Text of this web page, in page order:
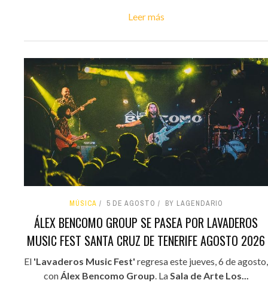
Leer más
MÚSICA 5 DE AGOSTO BY LAGENDARIO
ÁLEX BENCOMO GROUP SE PASEA POR LAVADEROS
MUSIC FEST SANTA CRUZ DE TENERIFE AGOSTO 2026
El 'Lavaderos Music Fest' regresa este jueves, 6 de agosto,
conÁlex Bencomo Group. LaSala de Arte Los...